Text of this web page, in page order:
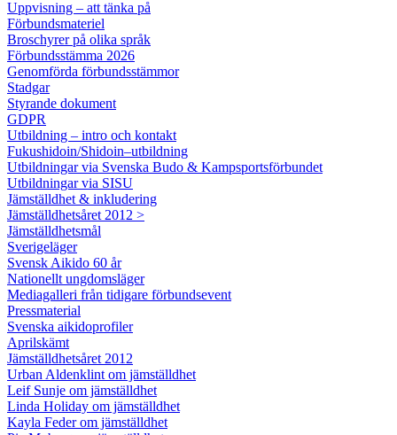
Uppvisning – att tänka på
Förbundsmateriel
Broschyrer på olika språk
Förbundsstämma 2026
Genomförda förbundsstämmor
Stadgar
Styrande dokument
GDPR
Utbildning – intro och kontakt
Fukushidoin/Shidoin–utbildning
Utbildningar via Svenska Budo & Kampsportsförbundet
Utbildningar via SISU
Jämställdhet & inkludering
Jämställdhetsåret 2012 >
Jämställdhetsmål
Sverigeläger
Svensk Aikido 60 år
Nationellt ungdomsläger
Mediagalleri från tidigare förbundsevent
Pressmaterial
Svenska aikidoprofiler
Aprilskämt
Jämställdhetsåret 2012
Urban Aldenklint om jämställdhet
Leif Sunje om jämställdhet
Linda Holiday om jämställdhet
Kayla Feder om jämställdhet